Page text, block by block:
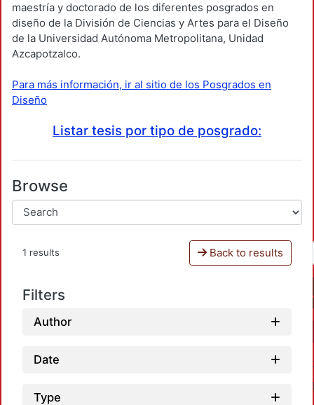
maestría y doctorado de los diferentes posgrados en
diseño de la División de Ciencias y Artes para el Diseño
de la Universidad Autónoma Metropolitana, Unidad
Azcapotzalco.
Para más información, ir al sitio de los Posgrados en
Diseño
Listar tesis por tipo de posgrado:
Browse
1 results Back to results
Filters
Author
Date
Type